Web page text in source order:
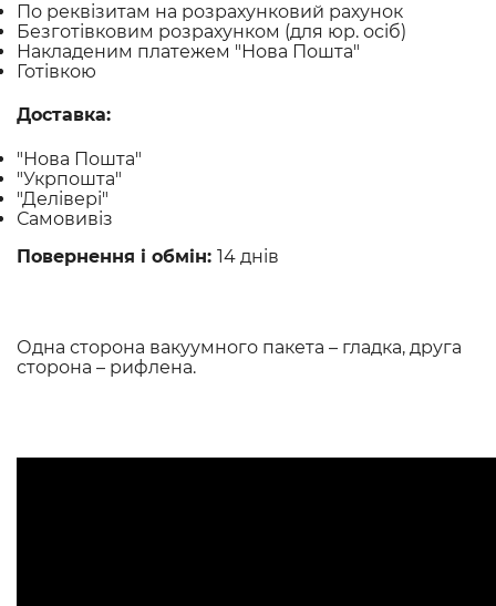
По реквізитам на розрахунковий рахунок
Безготівковим розрахунком (для юр. осіб)
Накладеним платежем "Нова Пошта"
Готівкою
Доставка:
"Нова Пошта"
"Укрпошта"
"Делівері"
Самовивіз
Повернення і обмін: 14 днів
Одна сторона вакуумного пакета – гладка, друга
сторона – рифлена.